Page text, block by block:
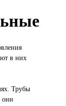
в них
Трубы
они